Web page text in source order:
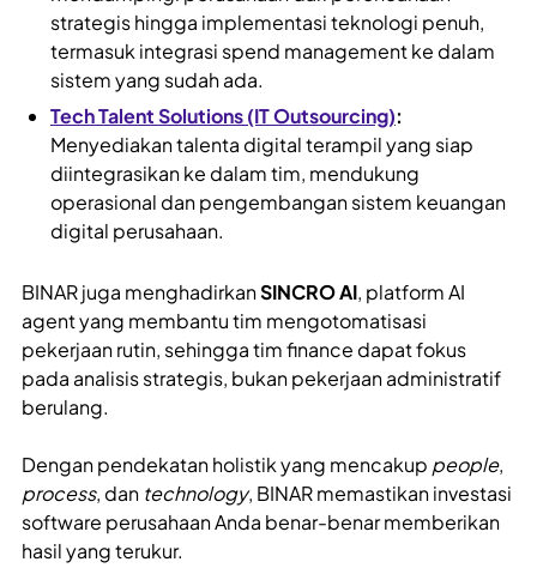
strategis hingga implementasi teknologi penuh,
termasuk integrasi spend management ke dalam
sistem yang sudah ada.
Tech Talent Solutions (IT Outsourcing):
Menyediakan talenta digital terampil yang siap
diintegrasikan ke dalam tim, mendukung
operasional dan pengembangan sistem keuangan
digital perusahaan.
BINAR juga menghadirkanSINCRO AI, platform AI
agent yang membantu tim mengotomatisasi
pekerjaan rutin, sehingga tim finance dapat fokus
pada analisis strategis, bukan pekerjaan administratif
berulang.
Dengan pendekatan holistik yang mencakup people,
process, dan technology, BINAR memastikan investasi
software perusahaan Anda benar-benar memberikan
hasil yang terukur.